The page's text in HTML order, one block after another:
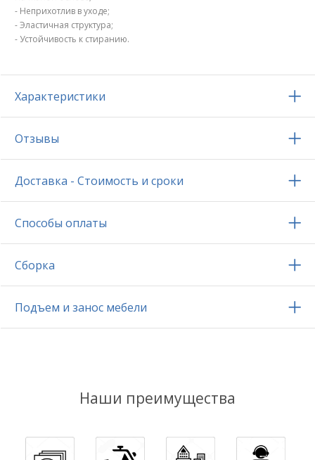
- Неприхотлив в уходе;
- Эластичная структура;
- Устойчивость к стиранию.
Характеристики
Отзывы
Доставка - Стоимость и сроки
Способы оплаты
Сборка
Подъем и занос мебели
Наши преимущества